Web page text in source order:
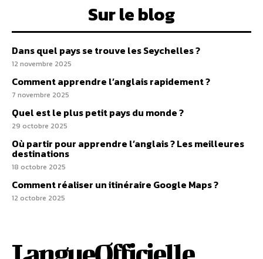
Sur le blog
Dans quel pays se trouve les Seychelles ?
12 novembre 2025
Comment apprendre l’anglais rapidement ?
7 novembre 2025
Quel est le plus petit pays du monde ?
29 octobre 2025
Où partir pour apprendre l’anglais ? Les meilleures
destinations
18 octobre 2025
Comment réaliser un itinéraire Google Maps ?
12 octobre 2025
LangueOfficielle